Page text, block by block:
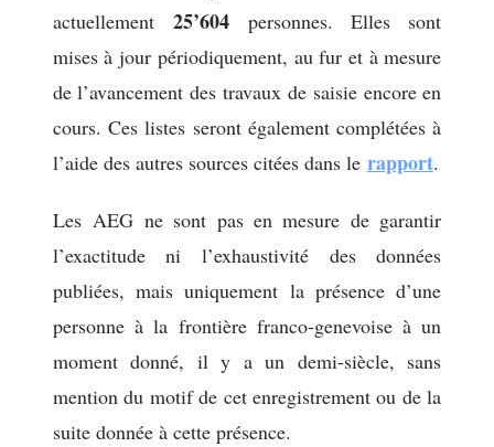
actuellement 25’604personnes. Elles sont
mises à jour périodiquement, au fur et à mesure
de l’avancement des travaux de saisie encore en
cours. Ces listes seront également complétées à
l’aide des autres sources citées dans le rapport.
Les AEG ne sont pas en mesure de garantir
l’exactitude ni l’exhaustivité des données
publiées, mais uniquement la présence d’une
personne à la frontière franco-genevoise à un
moment donné, il y a un demi-siècle, sans
mention du motif de cet enregistrement ou de la
suite donnée à cette présence.